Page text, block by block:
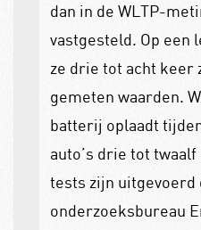
dan in de WLTP-
vastgesteld. Op een
ze drie tot acht keer
gemeten waarden.
batterij oplaadt
auto’s drie tot
tests zijn uitgevoerd
onderzoeksbureau